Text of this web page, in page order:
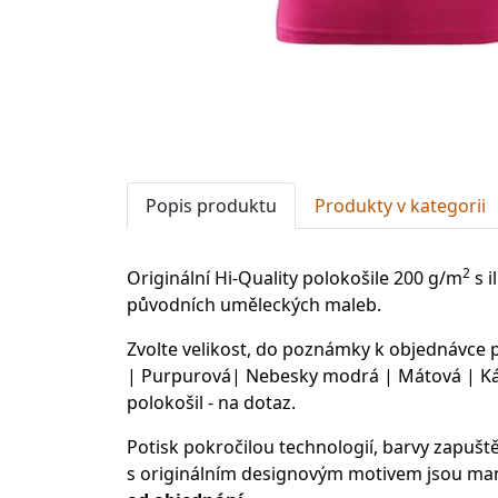
Popis produktu Produkty v kategorii
Originální Hi-Quality polokošile 200 g/m2 s
původních uměleckých maleb.
Zvolte velikost, do poznámky k
| Purpurová| Nebesky modrá | Mátová |
polokošil - na dotaz.
Potisk pokročilou technologií, barvy
s originálním designovým motivem jsou